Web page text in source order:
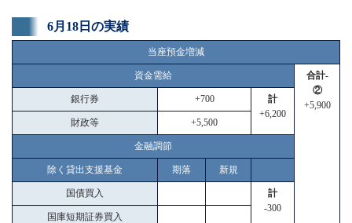
6月18日の実績
当座預金増減
資金需給
合計-
②
+5,900
銀行券 +700
計
+6,200
財政等 +5,500
金融調節
除く貸出支援基金 期落 新規
国債買入
計
-300
国庫短期証券買入